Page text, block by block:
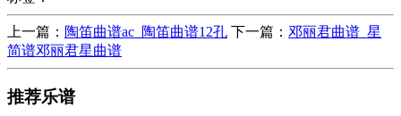
上一篇： 陶笛曲谱ac_陶笛曲谱12孔 下一篇： 邓丽君曲谱_星
简谱邓丽君星曲谱
推荐乐谱